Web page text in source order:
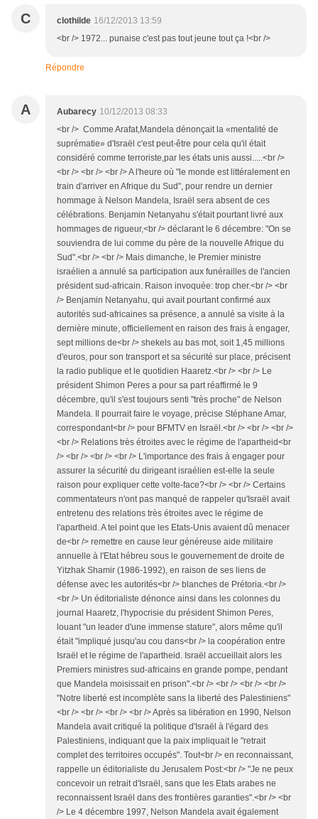
C clothilde 16/12/2013 13:59
<br /> 1972... punaise c'est pas tout jeune tout ça !<br />
Répondre
A Aubarecy 10/12/2013 08:33
<br /> Comme Arafat,Mandela dénonçait la «mentalité de
suprématie» d'Israël c'est peut-être pour cela qu'il était
considéré comme terroriste,par les états unis aussi.....<br />
<br /> <br /> <br /> A l'heure où "le monde est littéralement en
train d'arriver en Afrique du Sud", pour rendre un dernier
hommage à Nelson Mandela, Israël sera absent de ces
célébrations. Benjamin Netanyahu s'était pourtant livré aux
hommages de rigueur,<br /> déclarant le 6 décembre: "On se
souviendra de lui comme du père de la nouvelle Afrique du
Sud".<br /> <br /> Mais dimanche, le Premier ministre
israélien a annulé sa participation aux funérailles de l'ancien
président sud-africain. Raison invoquée: trop cher.<br /> <br
/> Benjamin Netanyahu, qui avait pourtant confirmé aux
autorités sud-africaines sa présence, a annulé sa visite à la
dernière minute, officiellement en raison des frais à engager,
sept millions de<br /> shekels au bas mot, soit 1,45 millions
d'euros, pour son transport et sa sécurité sur place, précisent
la radio publique et le quotidien Haaretz.<br /> <br /> Le
président Shimon Peres a pour sa part réaffirmé le 9
décembre, qu'il s'est toujours senti "très proche" de Nelson
Mandela. Il pourrait faire le voyage, précise Stéphane Amar,
correspondant<br /> pour BFMTV en Israël.<br /> <br /> <br />
<br /> Relations très étroites avec le régime de l'apartheid<br
/> <br /> <br /> <br /> L'importance des frais à engager pour
assurer la sécurité du dirigeant israélien est-elle la seule
raison pour expliquer cette volte-face?<br /> <br /> Certains
commentateurs n'ont pas manqué de rappeler qu'Israël avait
entretenu des relations très étroites avec le régime de
l'apartheid. A tel point que les Etats-Unis avaient dû menacer
de<br /> remettre en cause leur généreuse aide militaire
annuelle à l'Etat hébreu sous le gouvernement de droite de
Yitzhak Shamir (1986-1992), en raison de ses liens de
défense avec les autorités<br /> blanches de Prétoria.<br />
<br /> Un éditorialiste dénonce ainsi dans les colonnes du
journal Haaretz, l'hypocrisie du président Shimon Peres,
louant "un leader d'une immense stature", alors même qu'il
était "impliqué jusqu'au cou dans<br /> la coopération entre
Israël et le régime de l'apartheid. Israël accueillait alors les
Premiers ministres sud-africains en grande pompe, pendant
que Mandela moisissait en prison".<br /> <br /> <br /> <br />
"Notre liberté est incomplète sans la liberté des Palestiniens"
<br /> <br /> <br /> <br /> Après sa libération en 1990, Nelson
Mandela avait critiqué la politique d'Israël à l'égard des
Palestiniens, indiquant que la paix impliquait le "retrait
complet des territoires occupés". Tout<br /> en reconnaissant,
rappelle un éditorialiste du Jerusalem Post:<br /> "Je ne peux
concevoir un retrait d'Israël, sans que les Etats arabes ne
reconnaissent Israël dans des frontières garanties".<br /> <br
/> Le 4 décembre 1997, Nelson Mandela avait également